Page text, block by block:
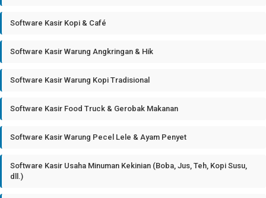
Software Kasir Kopi & Café
Software Kasir Warung Angkringan & Hik
Software Kasir Warung Kopi Tradisional
Software Kasir Food Truck & Gerobak Makanan
Software Kasir Warung Pecel Lele & Ayam Penyet
Software Kasir Usaha Minuman Kekinian (Boba, Jus, Teh, Kopi Susu,
dll.)